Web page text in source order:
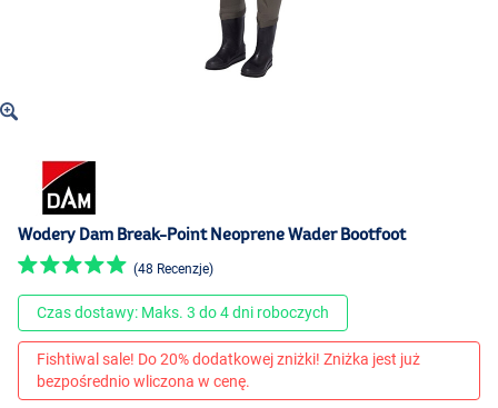
Wodery Dam Break-Point Neoprene Wader Bootfoot
(48 Recenzje)
Czas dostawy: Maks. 3 do 4 dni roboczych
Fishtiwal sale! Do 20% dodatkowej zniżki! Zniżka jest już
bezpośrednio wliczona w cenę.